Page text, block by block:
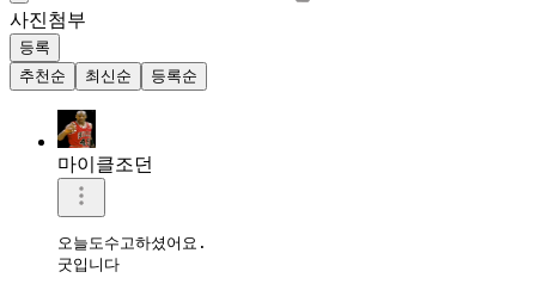
사진첨부
등록
추천순
최신순 등록순
마이클조던
오늘도수고하셨어요.
굿입니다